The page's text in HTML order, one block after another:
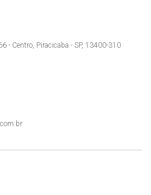
- Centro, Piracicaba - SP, 13400-310